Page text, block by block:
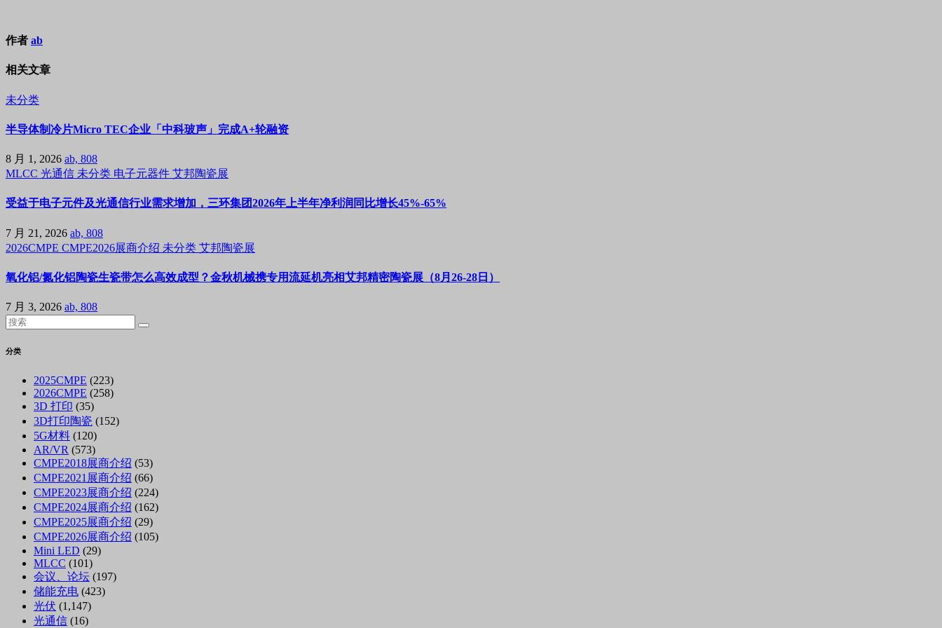
作者 ab
相关文章
未分类
半导体制冷片Micro TEC企业「中科玻声」完成A+轮融资
8 月 1, 2026 ab, 808
MLCC 光通信 未分类 电子元器件 艾邦陶瓷展
受益于电子元件及光通信行业需求增加，三环集团2026年上半年净利润同比增长45%-65%
7 月 21, 2026 ab, 808
2026CMPE CMPE2026展商介绍 未分类 艾邦陶瓷展
氧化铝/氮化铝陶瓷生瓷带怎么高效成型？金秋机械携专用流延机亮相艾邦精密陶瓷展（8月26-28日）
7 月 3, 2026 ab, 808
分类
2025CMPE (223)
2026CMPE (258)
3D 打印 (35)
3D打印陶瓷 (152)
5G材料 (120)
AR/VR (573)
CMPE2018展商介绍 (53)
CMPE2021展商介绍 (66)
CMPE2023展商介绍 (224)
CMPE2024展商介绍 (162)
CMPE2025展商介绍 (29)
CMPE2026展商介绍 (105)
Mini LED (29)
MLCC (101)
会议、论坛 (197)
储能充电 (423)
光伏 (1,147)
光通信 (16)